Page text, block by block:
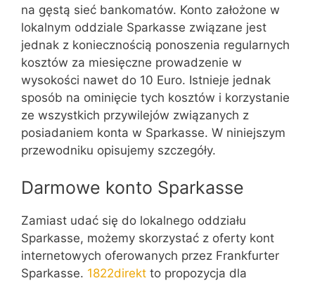
na gęstą sieć bankomatów. Konto założone w
lokalnym oddziale Sparkasse związane jest
jednak z koniecznością ponoszenia regularnych
kosztów za miesięczne prowadzenie w
wysokości nawet do 10 Euro. Istnieje jednak
sposób na ominięcie tych kosztów i korzystanie
ze wszystkich przywilejów związanych z
posiadaniem konta w Sparkasse. W niniejszym
przewodniku opisujemy szczegóły.
Darmowe konto Sparkasse
Zamiast udać się do lokalnego oddziału
Sparkasse, możemy skorzystać z oferty kont
internetowych oferowanych przez Frankfurter
Sparkasse. 1822direkt to propozycja dla